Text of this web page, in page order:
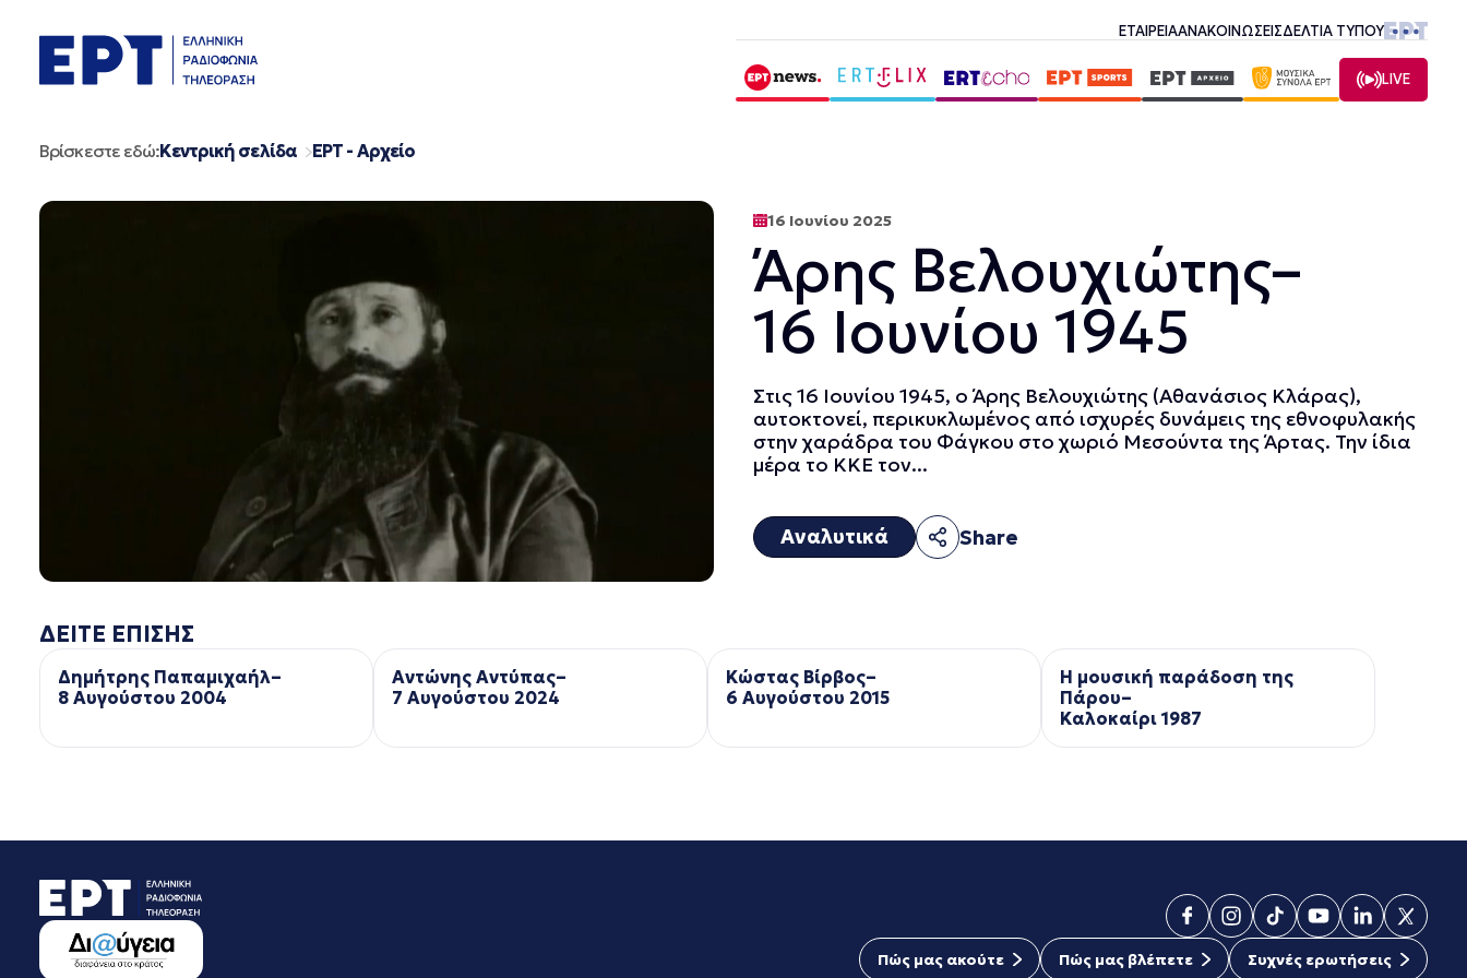
περιεχόμενο
ΕΤΑΙΡΕΙΑΑΝΑΚΟΙΝΩΣΕΙΣΔΕΛΤΙΑ ΤΥΠΟΥ
LIVE
Βρίσκεστε εδώ:Κεντρική σελίδα ΕΡΤ - Αρχείο
Άρης Βελουχιώτης–
16 Ιουνίου 1945
16 Ιουνίου 2025
Στις 16 Ιουνίου 1945, ο Άρης Βελουχιώτης (Αθανάσιος Κλάρας),
αυτοκτονεί, περικυκλωμένος από ισχυρές δυνάμεις της εθνοφυλακής
στην χαράδρα του Φάγκου στο χωριό Μεσούντα της Άρτας. Την ίδια
μέρα το ΚΚΕ τον...
Αναλυτικά Share
ΔΕΙΤΕ ΕΠΙΣΗΣ
Δημήτρης Παπαμιχαήλ–
8 Αυγούστου 2004
Αντώνης Αντύπας–
7 Αυγούστου 2024
Κώστας Βίρβος–
6 Αυγούστου 2015
Η μουσική παράδοση της
Πάρου–
Kαλοκαίρι 1987
Πώς μας ακούτε Πώς μας βλέπετε Συχνές ερωτήσεις